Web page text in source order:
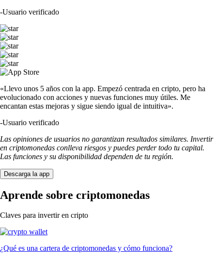
-Usuario verificado
«Llevo unos 5 años con la app. Empezó centrada en cripto, pero ha
evolucionado con acciones y nuevas funciones muy útiles. Me
encantan estas mejoras y sigue siendo igual de intuitiva».
-Usuario verificado
Las opiniones de usuarios no garantizan resultados similares. Invertir
en criptomonedas conlleva riesgos y puedes perder todo tu capital.
Las funciones y su disponibilidad dependen de tu región.
Descarga la app
Aprende sobre criptomonedas
Claves para invertir en cripto
¿Qué es una cartera de criptomonedas y cómo funciona?